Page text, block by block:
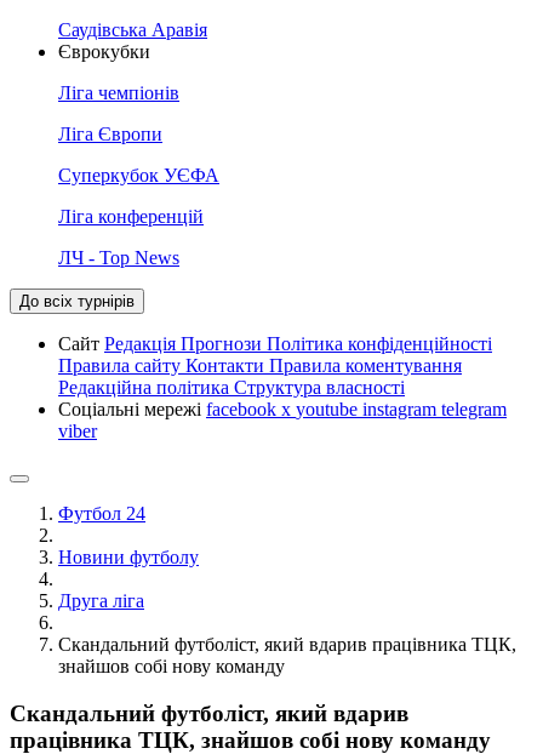
Саудівська Аравія
Єврокубки
Ліга чемпіонів
Ліга Європи
Суперкубок УЄФА
Ліга конференцій
ЛЧ - Top News
До всіх турнірів
Сайт Редакція Прогнози Політика конфіденційності
Правила сайту Контакти Правила коментування
Редакційна політика Структура власності
Соціальні мережі facebook x youtube instagram telegram
viber
Футбол 24
Новини футболу
Друга ліга
Скандальний футболіст, який вдарив працівника ТЦК,
знайшов собі нову команду
Скандальний футболіст, який вдарив
працівника ТЦК, знайшов собі нову команду